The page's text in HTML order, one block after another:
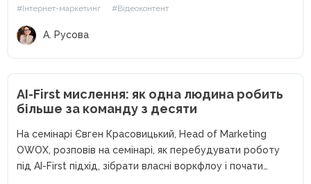
локацію, не витративши...
#Інтернет-маркетинг #Відеоконтент
А. Русова
AI-First мислення: як одна людина робить
більше за команду з десяти
На семінарі Євген Красовицький, Head of Marketing
OWOX, розповів на семінарі, як перебудувати роботу
під AI-First підхід, зібрати власні воркфлоу і почати